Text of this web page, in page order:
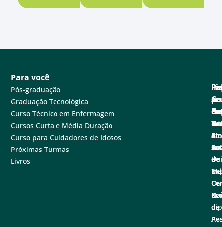
Para você
Pós-graduação
Graduação Tecnológica
Curso Técnico em Enfermagem
Cursos Curta e Média Duração
Curso para Cuidadores de Idosos
Próximas Turmas
Livros
em
e
de
e
de
de
de
de
A
A
de